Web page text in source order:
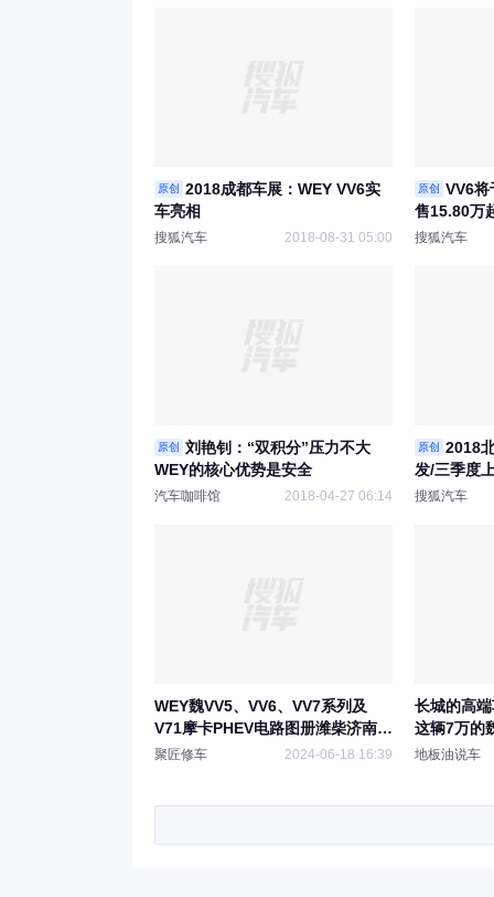
原创
2018成都车展：WEY VV6实
车亮相
搜狐汽车 2018-08-31 05:00
原创
VV6将
售15.80万
搜狐汽车
原创
刘艳钊：“双积分”压力不大
WEY的核心优势是安全
汽车咖啡馆 2018-04-27 06:14
原创
2018
发/三季度
搜狐汽车
WEY魏VV5、VV6、VV7系列及
V71摩卡PHEV电路图册潍柴济南皮
卡维修手册
聚匠修车 2024-06-18 16:39
长城的高
这辆7万的
地板油说车